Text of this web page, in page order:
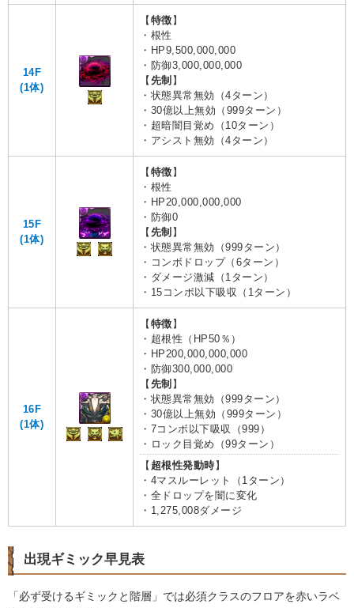
14F
(1体)
【 特徴 】
・根性
・HP9,500,000,000
・防御3,000,000,000
【 先制 】
・状態異常無効（4ターン）
・30億以上無効（999ターン）
・超暗闇目覚め（10ターン）
・アシスト無効（4ターン）
15F
(1体)
【 特徴 】
・根性
・HP20,000,000,000
・防御0
【 先制 】
・状態異常無効（999ターン）
・コンボドロップ（6ターン）
・ダメージ激減（1ターン）
・15コンボ以下吸収（1ターン）
16F
(1体)
【 特徴 】
・超根性（HP50％）
・HP200,000,000,000
・防御300,000,000
【 先制 】
・状態異常無効（999ターン）
・30億以上無効（999ターン）
・7コンボ以下吸収（999）
・ロック目覚め（99ターン）
【 超根性発動時 】
・4マスルーレット（1ターン）
・全ドロップを闇に変化
・1,275,008ダメージ
出現ギミック早見表
「必ず受けるギミックと階層」では必須クラスのフロアを赤いラベ